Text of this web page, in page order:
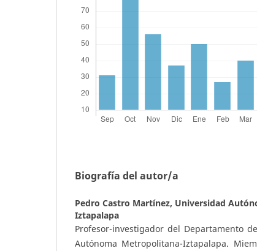
Biografía del autor/a
Pedro Castro Martínez, Universidad
Iztapalapa
Profesor-investigador del Departamento
Autónoma Metropolitana-Iztapalapa.